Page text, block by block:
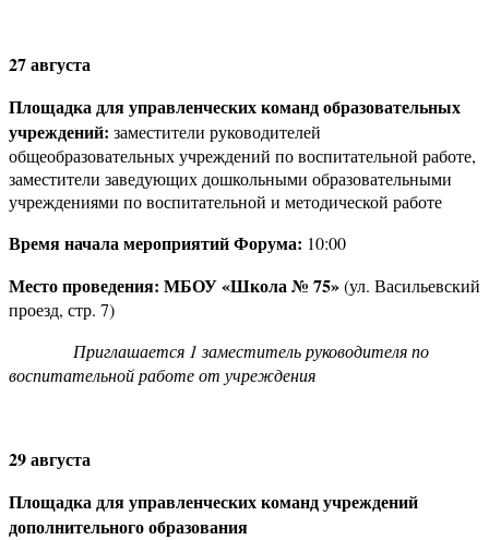
27 августа
Площадка для управленческих команд образовательных
учреждений: заместители руководителей
общеобразовательных учреждений по воспитательной работе,
заместители заведующих дошкольными образовательными
учреждениями по воспитательной и методической работе
Время начала мероприятий Форума: 10:00
Место проведения: МБОУ «Школа № 75»(ул. Васильевский
проезд, стр. 7)
Приглашается 1 заместитель руководителя по
воспитательной работе от учреждения
29 августа
Площадка для управленческих команд учреждений
дополнительного образования